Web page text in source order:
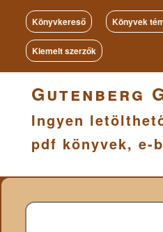
Könyvkereső Könyvek
Kiemelt szerzők
Gutenberg
Ingyen
pdf könyvek, e-